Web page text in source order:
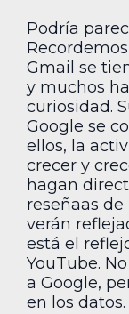
Podría
Gmail se
y muchos
curiosidad.
Google se
ellos, la
crecer y
hagan
reseñaas
verán
está el
YouTube.
a Google,
en los datos.